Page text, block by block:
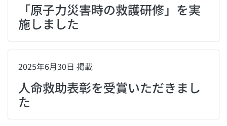
「原子力災害時の救護研修」を実
施しました
2025年6月30日 掲載
人命救助表彰を受賞いただきまし
た